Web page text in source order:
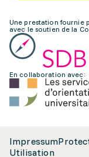
Une prestation fournie
avec le soutien de la
En collaboration avec:
Impressum
Utilisation